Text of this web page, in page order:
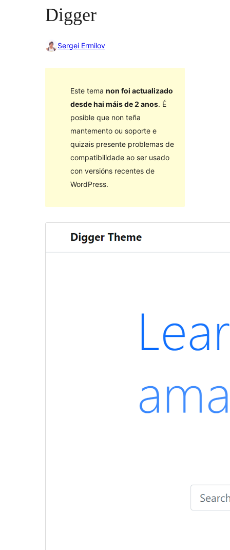
Digger
Sergei Ermilov
Este tema non foi actualizado
desde hai máis de 2 anos. É
posible que non teña
mantemento ou soporte e
quizais presente problemas de
compatibilidade ao ser usado
con versións recentes de
WordPress.